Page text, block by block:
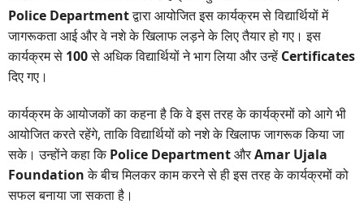
Police Departmentद्वारा आयोजित इस कार्यक्रम से विद्यार्थियों में
जागरूकता आई और वे नशे के खिलाफ लड़ने के लिए तैयार हो गए। इस
कार्यक्रम से 100से अधिक विद्यार्थियों ने भाग लिया और उन्हें Certificates
दिए गए।
कार्यक्रम के आयोजकों का कहना है कि वे इस तरह के कार्यक्रमों को आगे भी
आयोजित करते रहेंगे, ताकि विद्यार्थियों को नशे के खिलाफ जागरूक किया जा
सके। उन्होंने कहा किPolice DepartmentऔरAmar Ujala
Foundationके बीच मिलकर काम करने से ही इस तरह के कार्यक्रमों को
सफल बनाया जा सकता है।